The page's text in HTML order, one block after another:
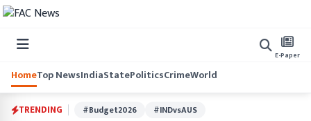
E-Paper
HomeTop NewsIndiaStatePoliticsCrimeWorld
TRENDING #Budget2026 #INDvsAUS